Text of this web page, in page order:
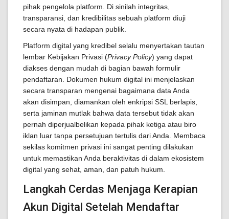
pihak pengelola platform. Di sinilah integritas,
transparansi, dan kredibilitas sebuah platform diuji
secara nyata di hadapan publik.
Platform digital yang kredibel selalu menyertakan tautan
lembar Kebijakan Privasi (Privacy Policy) yang dapat
diakses dengan mudah di bagian bawah formulir
pendaftaran. Dokumen hukum digital ini menjelaskan
secara transparan mengenai bagaimana data Anda
akan disimpan, diamankan oleh enkripsi SSL berlapis,
serta jaminan mutlak bahwa data tersebut tidak akan
pernah diperjualbelikan kepada pihak ketiga atau biro
iklan luar tanpa persetujuan tertulis dari Anda. Membaca
sekilas komitmen privasi ini sangat penting dilakukan
untuk memastikan Anda beraktivitas di dalam ekosistem
digital yang sehat, aman, dan patuh hukum.
Langkah Cerdas Menjaga Kerapian
Akun Digital Setelah Mendaftar